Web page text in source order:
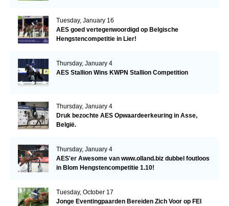
Tuesday, January 16
AES goed vertegenwoordigd op Belgische
Hengstencompetitie in Lier!
Thursday, January 4
AES Stallion Wins KWPN Stallion Competition
Thursday, January 4
Druk bezochte AES Opwaardeerkeuring in Asse,
België.
Thursday, January 4
AES'er Awesome van www.olland.biz dubbel foutloos
in Blom Hengstencompetitie 1.10!
Tuesday, October 17
Jonge Eventingpaarden Bereiden Zich Voor op FEI